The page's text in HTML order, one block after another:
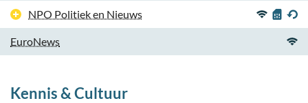
NPO Politiek en Nieuws
EuroNews
Kennis & Cultuur